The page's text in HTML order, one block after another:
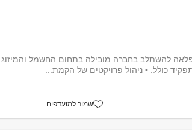
להשתלב בחברה מובילה בתחום החשמל והמיזוג
שמור למועדפים